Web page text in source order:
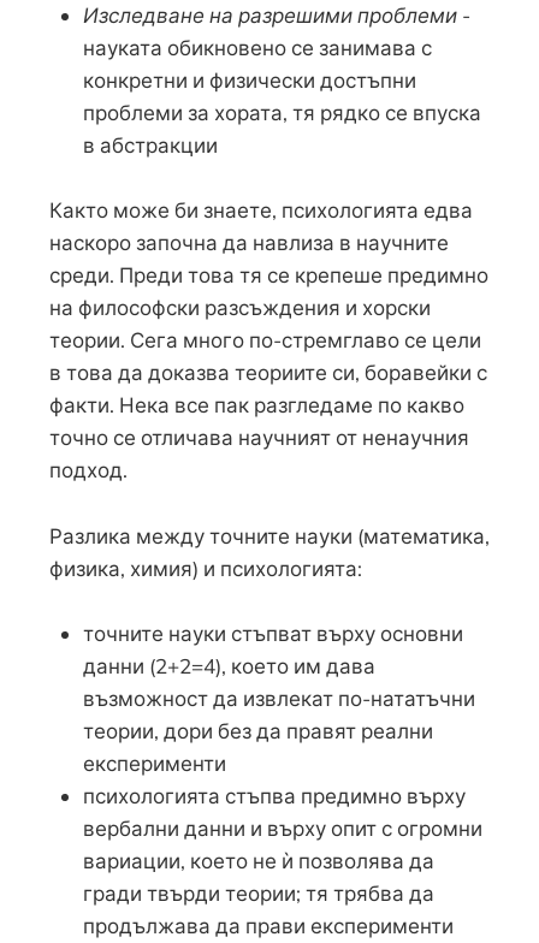
Изследване на разрешими проблеми-
науката обикновено се занимава с
конкретни и физически достъпни
проблеми за хората, тя рядко се впуска
в абстракции
Както може би знаете, психологията едва
наскоро започна да навлиза в научните
среди. Преди това тя се крепеше предимно
на философски разсъждения и хорски
теории. Сега много по-стремглаво се цели
в това да доказва теориите си, боравейки с
факти. Нека все пак разгледаме по какво
точно се отличава научният от ненаучния
подход.
Разлика между точните науки (математика,
физика, химия) и психологията:
точните науки стъпват върху основни
данни (2+2=4), което им дава
възможност да извлекат по-нататъчни
теории, дори без да правят реални
експерименти
психологията стъпва предимно върху
вербални данни и върху опит с огромни
вариации, което не ѝ позволява да
гради твърди теории; тя трябва да
продължава да прави експерименти